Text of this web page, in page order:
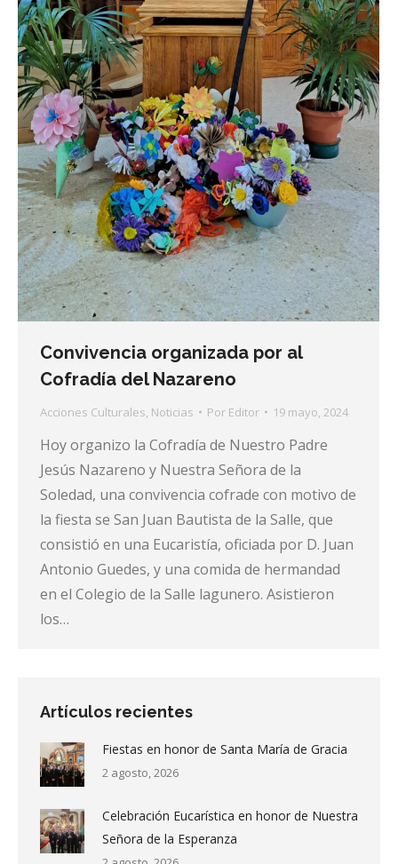
Convivencia organizada por al
Cofradía del Nazareno
Acciones Culturales Noticias Por Editor 19 mayo, 2024
Hoy organizo la Cofradía de Nuestro Padre
Jesús Nazareno y Nuestra Señora de la
Soledad, una convivencia cofrade con motivo de
la fiesta se San Juan Bautista de la Salle, que
consistió en una Eucaristía, oficiada por D. Juan
Antonio Guedes, y una comida de hermandad
en el Colegio de la Salle lagunero. Asistieron
los…
Artículos recientes
Fiestas en honor de Santa María de Gracia
2 agosto, 2026
Celebración Eucarística en honor de Nuestra
Señora de la Esperanza